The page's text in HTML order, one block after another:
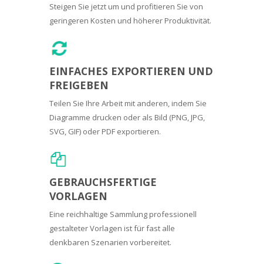
Steigen Sie jetzt um und profitieren Sie von
geringeren Kosten und höherer Produktivität.
EINFACHES EXPORTIEREN UND
FREIGEBEN
Teilen Sie Ihre Arbeit mit anderen, indem Sie
Diagramme drucken oder als Bild (PNG, JPG,
SVG, GIF) oder PDF exportieren.
GEBRAUCHSFERTIGE
VORLAGEN
Eine reichhaltige Sammlung professionell
gestalteter Vorlagen ist für fast alle
denkbaren Szenarien vorbereitet.